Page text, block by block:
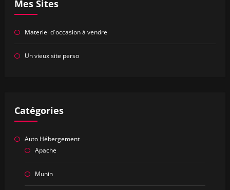
Mes Sites
Materiel d'occasion à vendre
Un vieux site perso
Catégories
Auto Hébergement
Apache
Munin